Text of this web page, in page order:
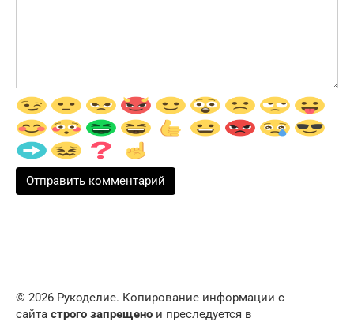
© 2026 Рукоделие. Копирование информации с
сайта строго запрещено и преследуется в